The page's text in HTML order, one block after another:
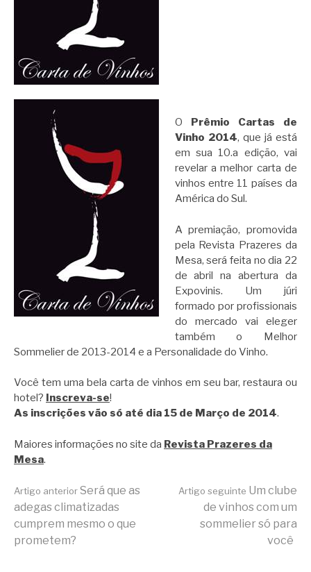
O
Prêmio Cartas de
Vinho 2014, que já está
em sua 10.a edição, vai
revelar a melhor carta de
vinhos entre 11 países da
América do Sul.
A premiação, promovida
pela Revista Prazeres da
Mesa, será feita no dia 22
de abril na abertura da
Expovinis. Um júri
formado por profissionais
do mercado vai eleger
também o Melhor
Sommelier de 2013-2014 e a Personalidade do Vinho.
Você tem uma bela carta de vinhos em seu bar, restaura ou
hotel? Inscreva-se!
As inscrições vão só até dia 15 de Março de 2014.
Maiores informações no site da Revista Prazeres da
Mesa.
Continue
lendo
Artigo anteriorSerá que as
adegas climatizadas
cumprem mesmo o que
prometem?
Artigo seguinte Um clube
de vinhos com um
sommelier só para
você